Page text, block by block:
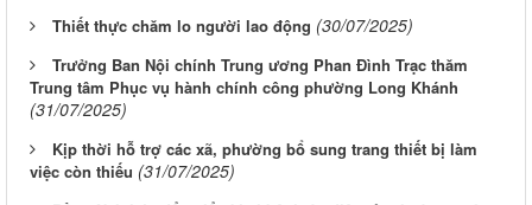
Thiết thực chăm lo người lao động (30/07/2025)
Trưởng Ban Nội chính Trung ương Phan Đình Trạc thăm
Trung tâm Phục vụ hành chính công phường Long Khánh
(31/07/2025)
Kịp thời hỗ trợ các xã, phường bổ sung trang thiết bị làm
việc còn thiếu (31/07/2025)